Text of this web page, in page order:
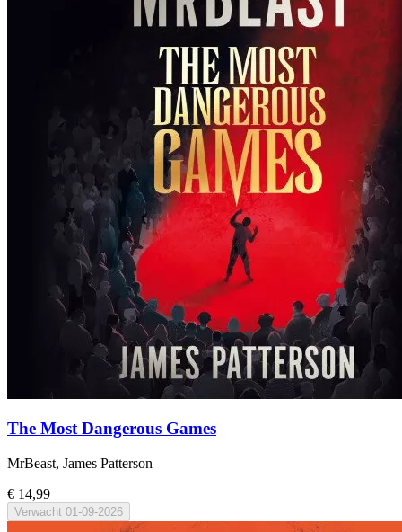
The Most Dangerous Games
MrBeast, James Patterson
€ 14,99
Verwacht 01-09-2026